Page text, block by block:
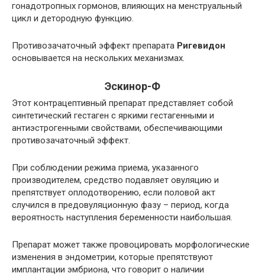
гонадотропных гормонов, влияющих на менструальный
цикл и детородную функцию.
Противозачаточный эффект препарата Ригевидон
основывается на нескольких механизмах.
Эскинор-Ф
Этот контрацептивный препарат представляет собой
синтетический гестаген с яркими гестагенными и
антиэстрогенными свойствами, обеспечивающими
противозачаточный эффект.
При соблюдении режима приема, указанного
производителем, средство подавляет овуляцию и
препятствует оплодотворению, если половой акт
случился в предовуляционную фазу – период, когда
вероятность наступления беременности наибольшая.
Препарат может также провоцировать морфологические
изменения в эндометрии, которые препятствуют
имплантации эмбриона, что говорит о наличии